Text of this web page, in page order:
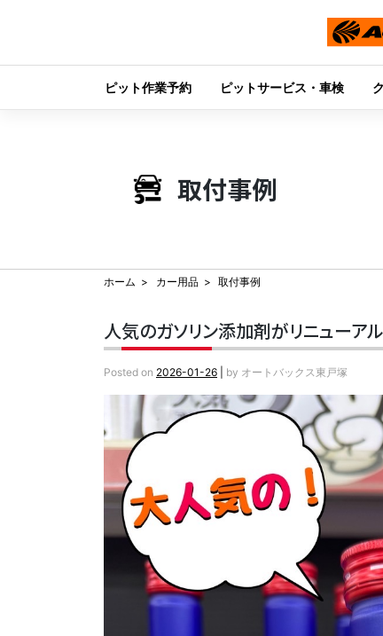
ピット作業予約 ピットサービス・車検
取付事例
ホーム カー用品 取付事例
人気のガソリン添加剤がリニューアル
Posted on 2026-01-26 by オートバックス東戸塚